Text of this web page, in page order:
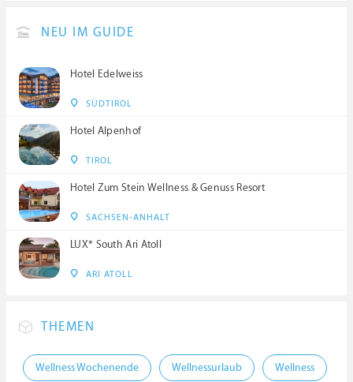
NEU IM GUIDE
Hotel Edelweiss
SÜDTIROL
Hotel Alpenhof
TIROL
Hotel Zum Stein Wellness & Genuss Resort
SACHSEN-ANHALT
LUX* South Ari Atoll
ARI ATOLL
THEMEN
Wellness Wochenende Wellnessurlaub Wellness